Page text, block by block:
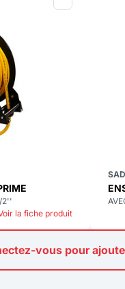
2''
la fiche produit
vous pour